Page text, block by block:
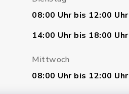
08:00 Uhr bis 12:00 Uhr
14:00 Uhr bis 18:00 Uhr
Mittwoch
08:00 Uhr bis 12:00 Uhr